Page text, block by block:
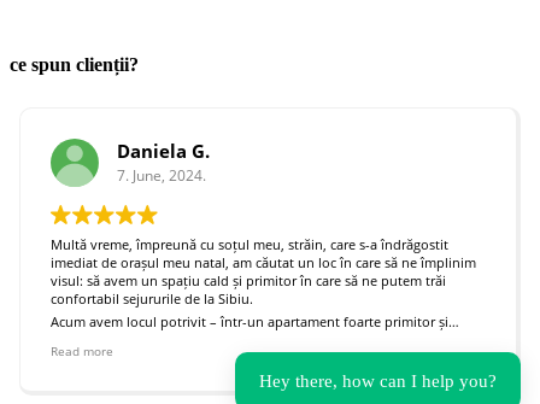
ce spun clienții?
Daniela G.
7. June, 2024.
Multă vreme, împreună cu soțul meu, străin, care s-a îndrăgostit
imediat de orașul meu natal, am căutat un loc în care să ne împlinim
visul: să avem un spațiu cald și primitor în care să ne putem trăi
confortabil sejururile de la Sibiu.
Acum avem locul potrivit – într-un apartament foarte primitor și
împlinească visul. Complimente pentru proiect!
Read more
Hey there, how can I help you?